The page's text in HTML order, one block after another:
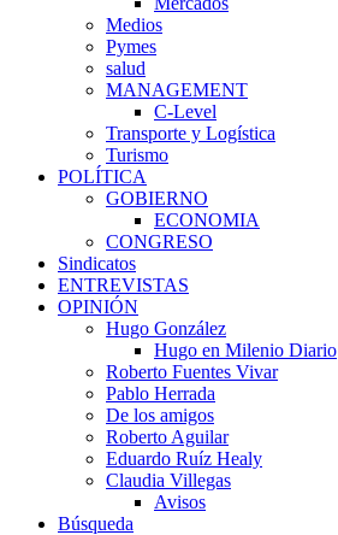
Medios
Pymes
salud
MANAGEMENT
C-Level
Transporte y Logística
Turismo
POLÍTICA
GOBIERNO
ECONOMIA
CONGRESO
Sindicatos
ENTREVISTAS
OPINIÓN
Hugo González
Hugo en Milenio Diario
Roberto Fuentes Vivar
Pablo Herrada
De los amigos
Roberto Aguilar
Eduardo Ruíz Healy
Claudia Villegas
Avisos
Búsqueda